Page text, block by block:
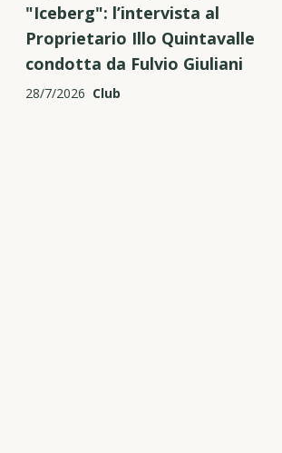
"Iceberg": l’intervista al
Proprietario Illo Quintavalle
condotta da Fulvio Giuliani
28/7/2026 Club